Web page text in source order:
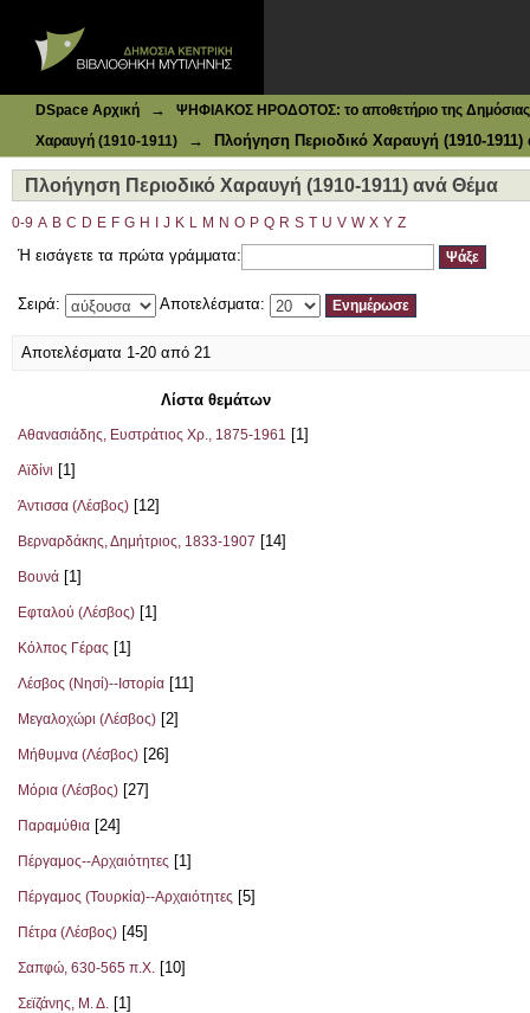
DSpace Αρχική →
ΨΗΦΙΑΚΟΣ ΗΡΟΔΟΤΟΣ: το αποθετήριο της Δημόσιας
Χαραυγή (1910-1911)
→ Πλοήγηση Περιοδικό Χαραυγή (1910-
Πλοήγηση Περιοδικό Χαραυγή (1910-1911) ανά Θέμα
0-9 A B C D E F G H J K L M N O P Q R S T U V W X Y Z
Ή εισάγετε τα πρώτα γράμματα:
Σειρά: Αποτελέσματα:
Αποτελέσματα 1-20 από 21
Λίστα θεμάτων
Αθανασιάδης, Ευστράτιος Χρ., 1875-1961 [1]
Αϊδίνι [1]
Άντισσα (Λέσβος) [12]
Βερναρδάκης, Δημήτριος, 1833-1907 [14]
Βουνά [1]
Εφταλού (Λέσβος) [1]
Κόλπος Γέρας [1]
Λέσβος (Νησί)--Ιστορία [11]
Μεγαλοχώρι (Λέσβος) [2]
Μήθυμνα (Λέσβος) [26]
Μόρια (Λέσβος) [27]
Παραμύθια [24]
Πέργαμος--Αρχαιότητες [1]
Πέργαμος (Τουρκία)--Αρχαιότητες [5]
Πέτρα (Λέσβος) [45]
Σαπφώ, 630-565 π.Χ. [10]
Σεϊζάνης, Μ. Δ. [1]